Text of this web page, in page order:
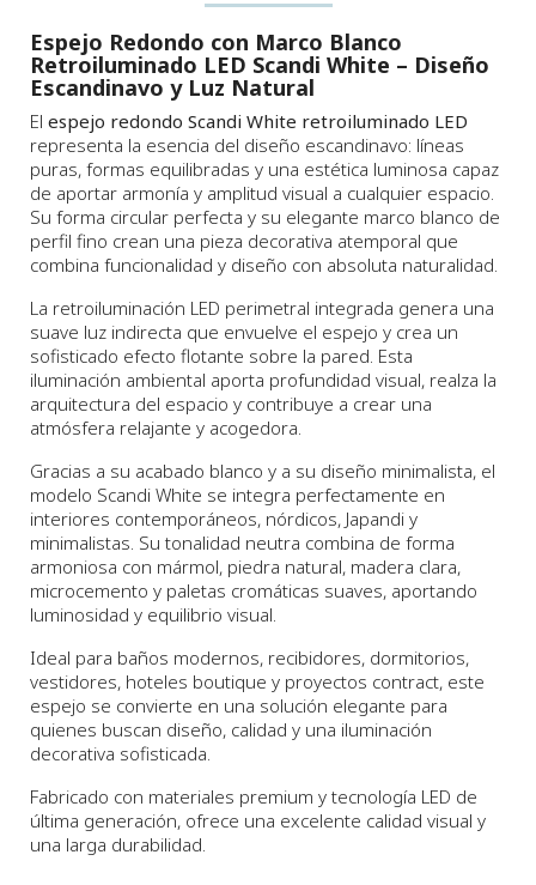
Espejo Redondo con Marco Blanco
Retroiluminado LED Scandi White – Diseño
Escandinavo y Luz Natural
El espejo redondo Scandi White retroiluminado LED
representa la esencia del diseño escandinavo: líneas
puras, formas equilibradas y una estética luminosa capaz
de aportar armonía y amplitud visual a cualquier espacio.
Su forma circular perfecta y su elegante marco blanco de
perfil fino crean una pieza decorativa atemporal que
combina funcionalidad y diseño con absoluta naturalidad.
La retroiluminación LED perimetral integrada genera una
suave luz indirecta que envuelve el espejo y crea un
sofisticado efecto flotante sobre la pared. Esta
iluminación ambiental aporta profundidad visual, realza la
arquitectura del espacio y contribuye a crear una
atmósfera relajante y acogedora.
Gracias a su acabado blanco y a su diseño minimalista, el
modelo Scandi White se integra perfectamente en
interiores contemporáneos, nórdicos, Japandi y
minimalistas. Su tonalidad neutra combina de forma
armoniosa con mármol, piedra natural, madera clara,
microcemento y paletas cromáticas suaves, aportando
luminosidad y equilibrio visual.
Ideal para baños modernos, recibidores, dormitorios,
vestidores, hoteles boutique y proyectos contract, este
espejo se convierte en una solución elegante para
quienes buscan diseño, calidad y una iluminación
decorativa sofisticada.
Fabricado con materiales premium y tecnología LED de
última generación, ofrece una excelente calidad visual y
una larga durabilidad.